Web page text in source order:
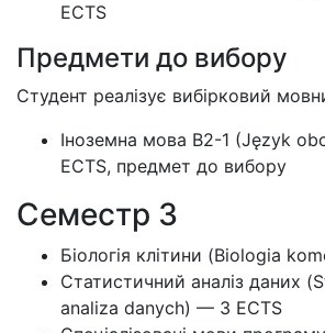
ECTS
Предмети до вибору
Студент реалізує вибірковий
Іноземна мова B2-1 (Język
ECTS, предмет до вибору
Семестр 3
Біологія клітини (Biologia
Статистичний аналіз даних
analiza danych) — 3 ECTS